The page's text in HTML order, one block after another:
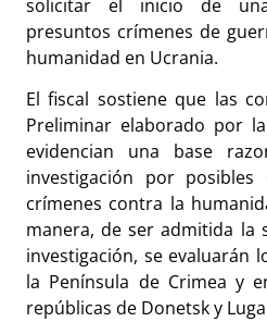
solicitar el inicio de
presuntos crímenes de
humanidad en Ucrania.
El fiscal sostiene que las
Preliminar elaborado por
evidencian una base
investigación por
crímenes contra la
manera, de ser admitida la
investigación, se evaluarán
la Península de Crimea y
repúblicas de Donetsk y